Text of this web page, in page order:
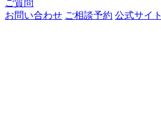
ご質問
お問い合わせ ご相談予約 公式サイト